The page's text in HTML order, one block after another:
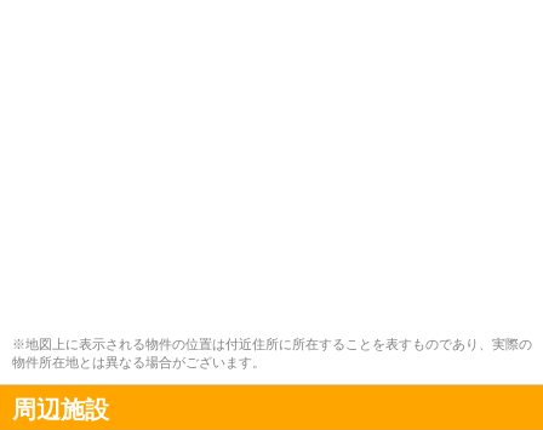
※地図上に表示される物件の位置は付近住所に所在することを表すものであり、実際の
物件所在地とは異なる場合がございます。
周辺施設